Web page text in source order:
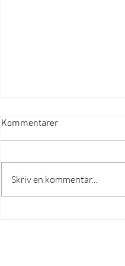
Kommentarer
Skriv en kommentar...